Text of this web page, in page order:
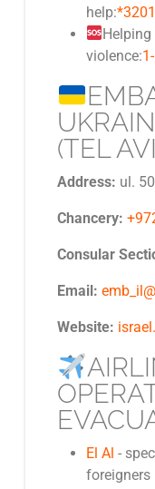
help:*3201
violence:
(TEL
Address: ul.
Chancery:
Consular
Email:
Website:
El Al -
foreigners